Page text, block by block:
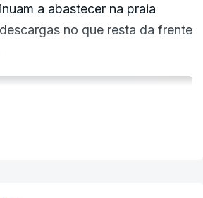
a abastecer na praia
no que resta da frente